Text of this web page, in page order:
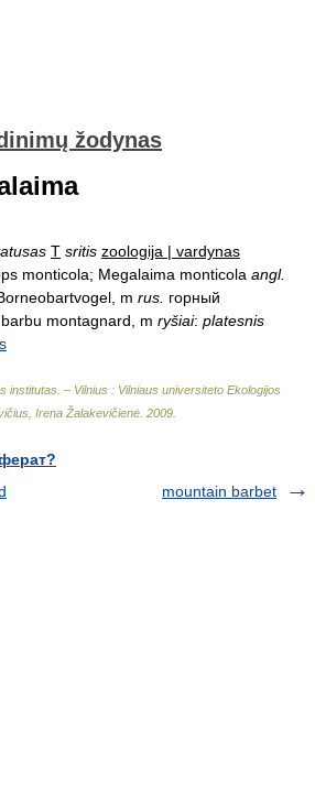
žodynas
T sritis zoologija | vardynas
monticola; Megalaima monticola angl.
m rus. горный
barbu montagnard, m ryšiai: platesnis
institutas. – Vilnius : Vilniaus universiteto Ekologijos
Irena Žalakevičienė 2009
mountain barbet